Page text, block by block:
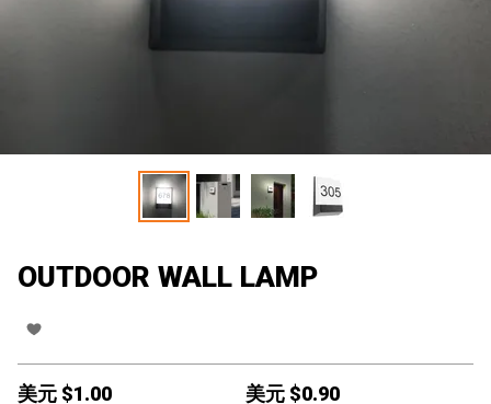
OUTDOOR WALL LAMP
美元 $1.00 美元 $0.90